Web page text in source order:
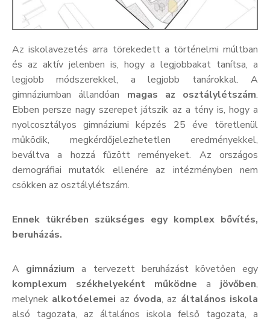
Az iskolavezetés arra törekedett a történelmi múltban
és az aktív jelenben is, hogy a legjobbakat tanítsa, a
legjobb módszerekkel, a legjobb tanárokkal. A
gimnáziumban állandóan magas az osztálylétszám.
Ebben persze nagy szerepet játszik az a tény is, hogy a
nyolcosztályos gimnáziumi képzés 25 éve töretlenül
működik, megkérdőjelezhetetlen eredményekkel,
beváltva a hozzá fűzött reményeket. Az országos
demográfiai mutatók ellenére az intézményben nem
csökken az osztálylétszám.
Ennek tükrében szükséges egy komplex bővítés,
beruházás.
A gimnázium a tervezett beruházást követően egy
komplexum székhelyeként működne a jövőben,
melynek alkotóelemei az óvoda, az általános iskola
alsó tagozata, az általános iskola felső tagozata, a